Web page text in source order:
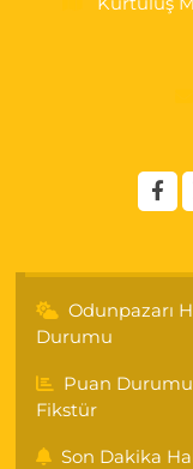
Odunpazarı
Durumu
Puan
Fikstür
Son Dakika